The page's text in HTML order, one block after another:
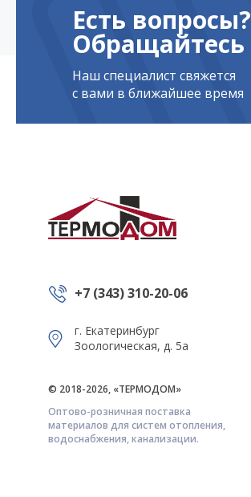
Есть вопросы?
Обращайтесь
Наш специалист свяжется
с вами в ближайшее время
+7 (343) 310-20-06
г. Екатеринбург
Зоологическая, д. 5а
© 2018-2026, «ТЕРМОДОМ»
Оптово-розничная поставка
материалов для систем отопления,
водоснабжения, канализации.